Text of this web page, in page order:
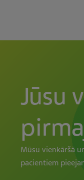
Jūsu
Mūsu vienkāršā
pacientiem